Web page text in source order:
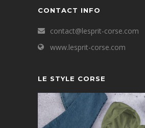
CONTACT INFO
contact@lesprit-corse.com
www.lesprit-corse.com
LE STYLE CORSE